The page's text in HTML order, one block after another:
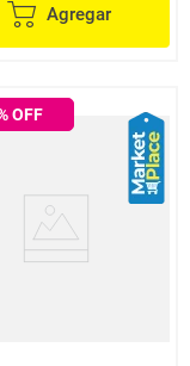
Agregar
OFF